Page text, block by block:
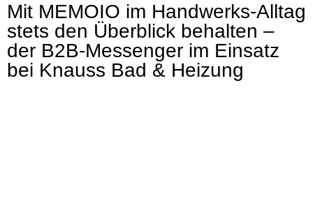
Mit MEMOIO im Handwerks-Alltag
stets den Überblick behalten –
der B2B-Messenger im Einsatz
bei Knauss Bad & Heizung